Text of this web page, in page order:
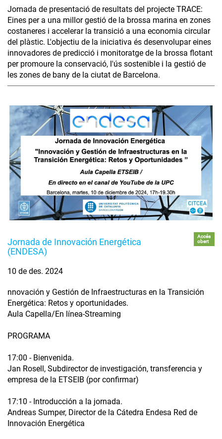
Jornada de presentació de resultats del projecte TRACE:
Eines per a una millor gestió de la brossa marina en zones
costaneres i accelerar la transició a una economia circular
del plàstic. L'objectiu de la iniciativa és desenvolupar eines
innovadores de predicció i monitoratge de la brossa flotant
per promoure la conservació, l'ús sostenible i la gestió de
les zones de bany de la ciutat de Barcelona.
Jornada de Innovación Energética
(ENDESA)
Accés
obert
10 de des. 2024
nnovación y Gestión de Infraestructuras en la Transición
Energética: Retos y oportunidades.
Aula Capella/En línea-Streaming
PROGRAMA
17:00 - Bienvenida.
Jan Rosell, Subdirector de investigación, transferencia y
empresa de la ETSEIB (por confirmar)
17:10 - Introducción a la jornada.
Andreas Sumper, Director de la Cátedra Endesa Red de
Innovación Energética